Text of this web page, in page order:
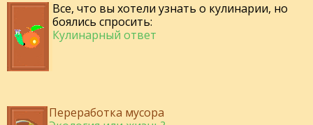
Все, что вы хотели узнать о кулинарии, но
боялись спросить:
Кулинарный ответ
Переработка мусора